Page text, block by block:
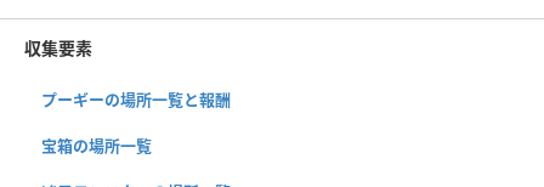
収集要素
プーギーの場所一覧と報酬
宝箱の場所一覧